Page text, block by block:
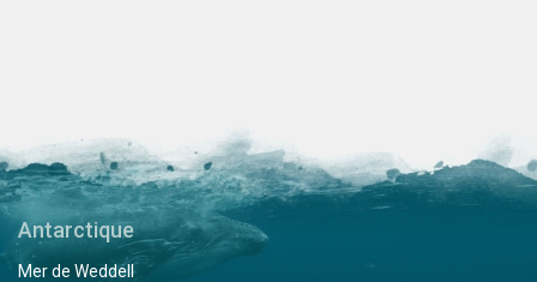
Antarctique
Mer de Weddell